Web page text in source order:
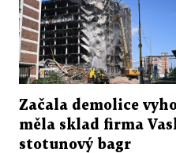
Začala demolice
měla sklad firma
stotunový bagr